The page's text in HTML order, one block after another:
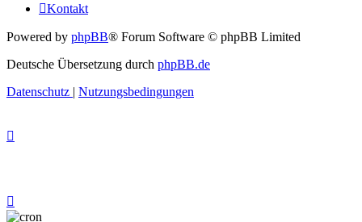
Kontakt
Powered by phpBB® Forum Software © phpBB Limited
Deutsche Übersetzung durch phpBB.de
Datenschutz | Nutzungsbedingungen